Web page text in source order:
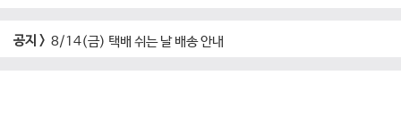
공지 > 8/14(금) 택배 쉬는 날 배송 안내